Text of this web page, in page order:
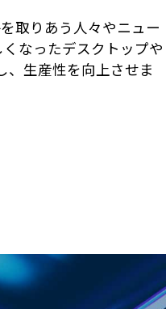
取りあう人々やニュー
なったデスクトップや
、生産性を向上させま